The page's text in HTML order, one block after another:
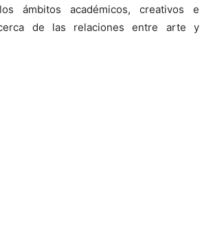
ámbitos académicos, creativos e
de las relaciones entre arte y